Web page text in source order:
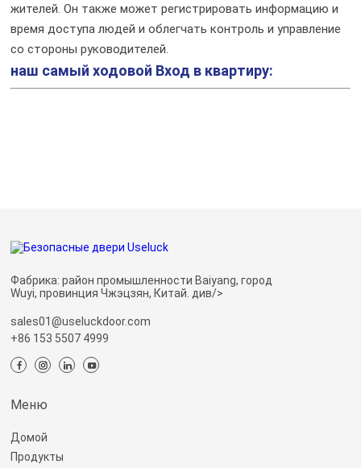
жителей. Он также может регистрировать информацию и
время доступа людей и облегчать контроль и управление
со стороны руководителей.
наш самый ходовой Вход в квартиру:
Фабрика: район промышленности Baiyang, город
Wuyi, провинция Чжэцзян, Китай. див/>
sales01@useluckdoor.com
+86 153 5507 4999
Меню
Домой
Продукты